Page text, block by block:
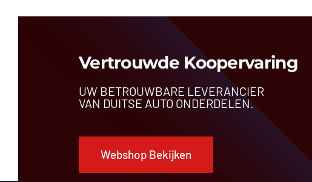
€89,99
Vertrouwde Koopervaring
UW BETROUWBARE LEVERANCIER
VAN DUITSE AUTO ONDERDELEN.
Webshop Bekijken